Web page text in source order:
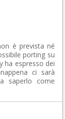
è prevista né
porting su
ha espresso dei
ci sarà
saperlo come